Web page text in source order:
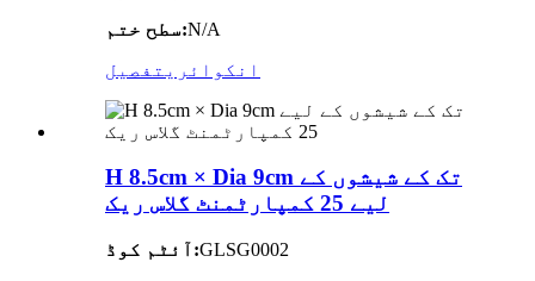
سطح ختم:N/A
انکوائری تفصیل
H 8.5cm × Dia 9cm تک کے شیشوں کے
لیے 25 کمپارٹمنٹ گلاس ریک
آئٹم کوڈ:GLSG0002